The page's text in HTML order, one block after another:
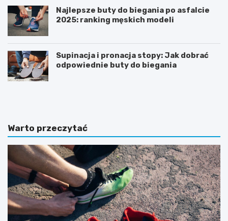
Najlepsze buty do biegania po asfalcie
2025: ranking męskich modeli
Supinacja i pronacja stopy: Jak dobrać
odpowiednie buty do biegania
K
S
t
o
h
–
m
s
t
Z
i
e
w
r
ó
d
k
a
–
Warto przeczytać